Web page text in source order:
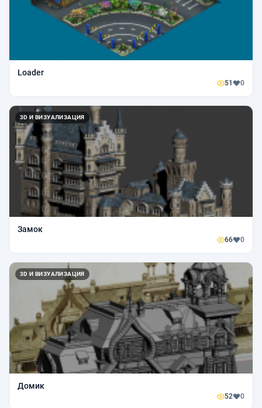
Loader
51 0
3D И ВИЗУАЛИЗАЦИЯ
Замок
66 0
3D И ВИЗУАЛИЗАЦИЯ
Домик
52 0